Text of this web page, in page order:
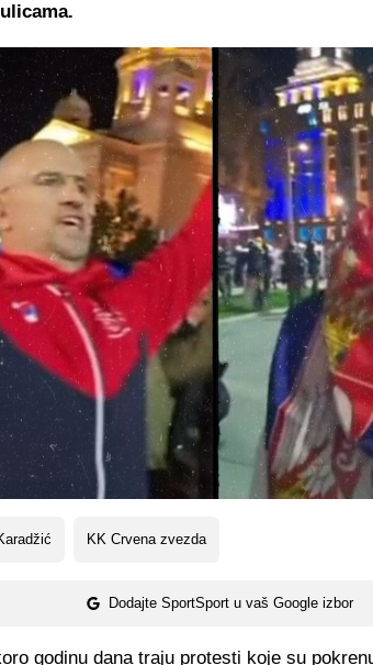
KK Crvena zvezda
Dodajte SportSport u vaš Google izbor
godinu dana traju protesti koje su